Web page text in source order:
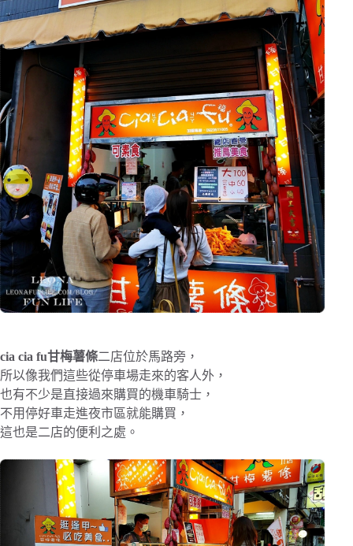
cia cia fu甘梅薯條二店位於馬路旁，
所以像我們這些從停車場走來的客人外，
也有不少是直接過來購買的機車騎士，
不用停好車走進夜市區就能購買，
這也是二店的便利之處。